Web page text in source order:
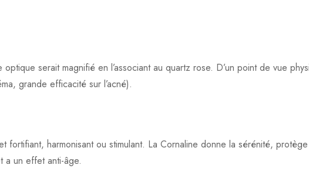
serait magnifié en l’associant au quartz rose. D’un point de vue
grande efficacité sur l’acné).
fortifiant, harmonisant ou stimulant. La Cornaline donne la sérénité,
a un effet anti-âge.